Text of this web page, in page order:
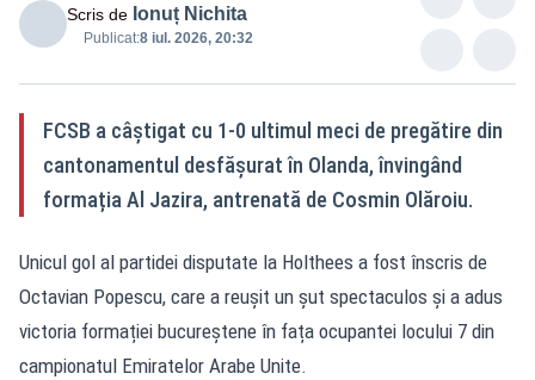
Scris de Ionuț Nichita
Publicat:8 iul. 2026, 20:32
FCSB a câștigat cu 1-0 ultimul meci de pregătire din
cantonamentul desfășurat în Olanda, învingând
formația Al Jazira, antrenată de Cosmin Olăroiu.
Unicul gol al partidei disputate la Holthees a fost înscris de
Octavian Popescu, care a reușit un șut spectaculos și a adus
victoria formației bucureștene în fața ocupantei locului 7 din
campionatul Emiratelor Arabe Unite.